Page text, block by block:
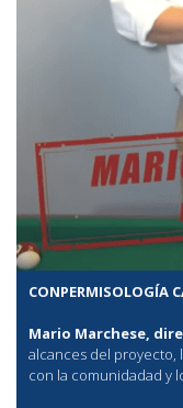
CONPERMISOLOGÍA
Mario Marchese,
alcances del proyecto,
con la comunidadad y